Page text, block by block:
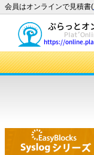
会員はオンラインで見積書(